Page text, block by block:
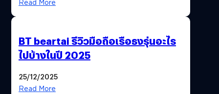
Read More
BT beartai รีวิวมือถือเรือธงรุ่นอะไร
ไปบ้างในปี 2025
25/12/2025
Read More